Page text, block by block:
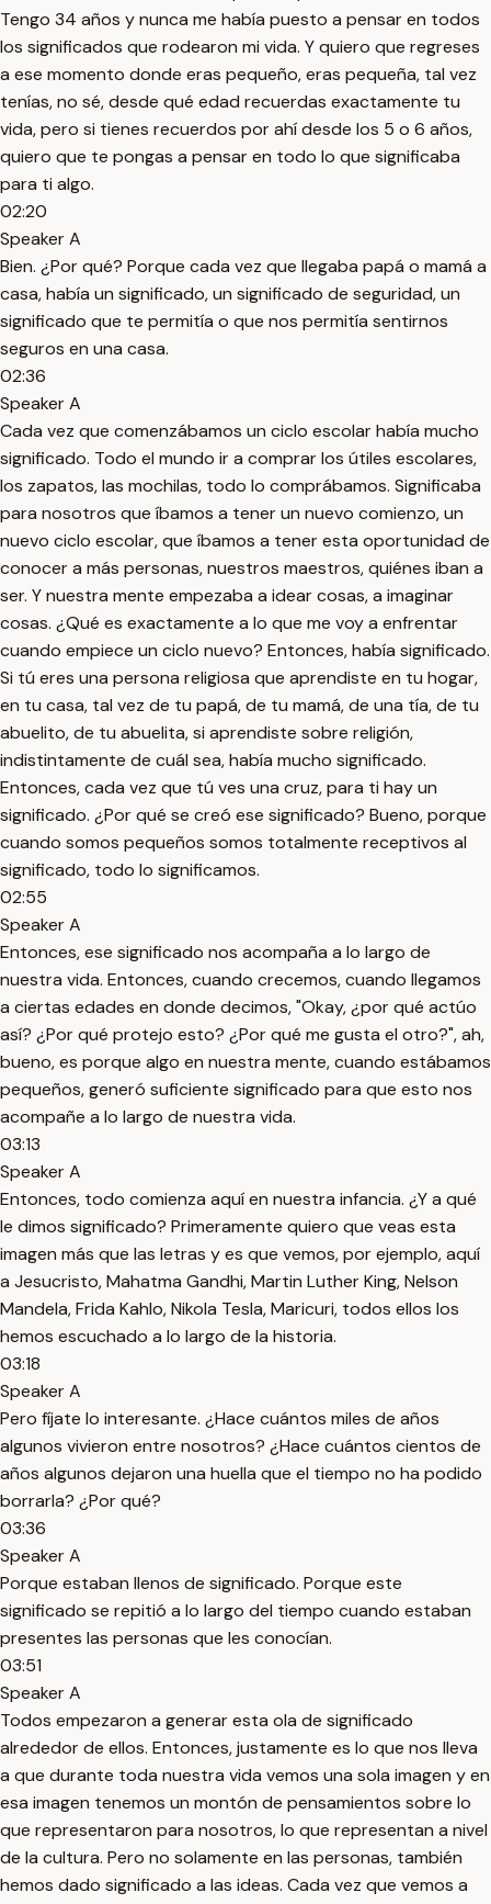
Tengo 34 años y nunca me había puesto a pensar en todos
los significados que rodearon mi vida. Y quiero que regreses
a ese momento donde eras pequeño, eras pequeña, tal vez
tenías, no sé, desde qué edad recuerdas exactamente tu
vida, pero si tienes recuerdos por ahí desde los 5 o 6 años,
quiero que te pongas a pensar en todo lo que significaba
para ti algo.
02:20
Speaker A
Bien. ¿Por qué? Porque cada vez que llegaba papá o mamá a
casa, había un significado, un significado de seguridad, un
significado que te permitía o que nos permitía sentirnos
seguros en una casa.
02:36
Speaker A
Cada vez que comenzábamos un ciclo escolar había mucho
significado. Todo el mundo ir a comprar los útiles escolares,
los zapatos, las mochilas, todo lo comprábamos. Significaba
para nosotros que íbamos a tener un nuevo comienzo, un
nuevo ciclo escolar, que íbamos a tener esta oportunidad de
conocer a más personas, nuestros maestros, quiénes iban a
ser. Y nuestra mente empezaba a idear cosas, a imaginar
cosas. ¿Qué es exactamente a lo que me voy a enfrentar
cuando empiece un ciclo nuevo? Entonces, había significado.
Si tú eres una persona religiosa que aprendiste en tu hogar,
en tu casa, tal vez de tu papá, de tu mamá, de una tía, de tu
abuelito, de tu abuelita, si aprendiste sobre religión,
indistintamente de cuál sea, había mucho significado.
Entonces, cada vez que tú ves una cruz, para ti hay un
significado. ¿Por qué se creó ese significado? Bueno, porque
cuando somos pequeños somos totalmente receptivos al
significado, todo lo significamos.
02:55
Speaker A
Entonces, ese significado nos acompaña a lo largo de
nuestra vida. Entonces, cuando crecemos, cuando llegamos
a ciertas edades en donde decimos, "Okay, ¿por qué actúo
así? ¿Por qué protejo esto? ¿Por qué me gusta el otro?", ah,
bueno, es porque algo en nuestra mente, cuando estábamos
pequeños, generó suficiente significado para que esto nos
acompañe a lo largo de nuestra vida.
03:13
Speaker A
Entonces, todo comienza aquí en nuestra infancia. ¿Y a qué
le dimos significado? Primeramente quiero que veas esta
imagen más que las letras y es que vemos, por ejemplo, aquí
a Jesucristo, Mahatma Gandhi, Martin Luther King, Nelson
Mandela, Frida Kahlo, Nikola Tesla, Maricuri, todos ellos los
hemos escuchado a lo largo de la historia.
03:18
Speaker A
Pero fíjate lo interesante. ¿Hace cuántos miles de años
algunos vivieron entre nosotros? ¿Hace cuántos cientos de
años algunos dejaron una huella que el tiempo no ha podido
borrarla? ¿Por qué?
03:36
Speaker A
Porque estaban llenos de significado. Porque este
significado se repitió a lo largo del tiempo cuando estaban
presentes las personas que les conocían.
03:51
Speaker A
Todos empezaron a generar esta ola de significado
alrededor de ellos. Entonces, justamente es lo que nos lleva
a que durante toda nuestra vida vemos una sola imagen y en
esa imagen tenemos un montón de pensamientos sobre lo
que representaron para nosotros, lo que representan a nivel
de la cultura. Pero no solamente en las personas, también
hemos dado significado a las ideas. Cada vez que vemos a